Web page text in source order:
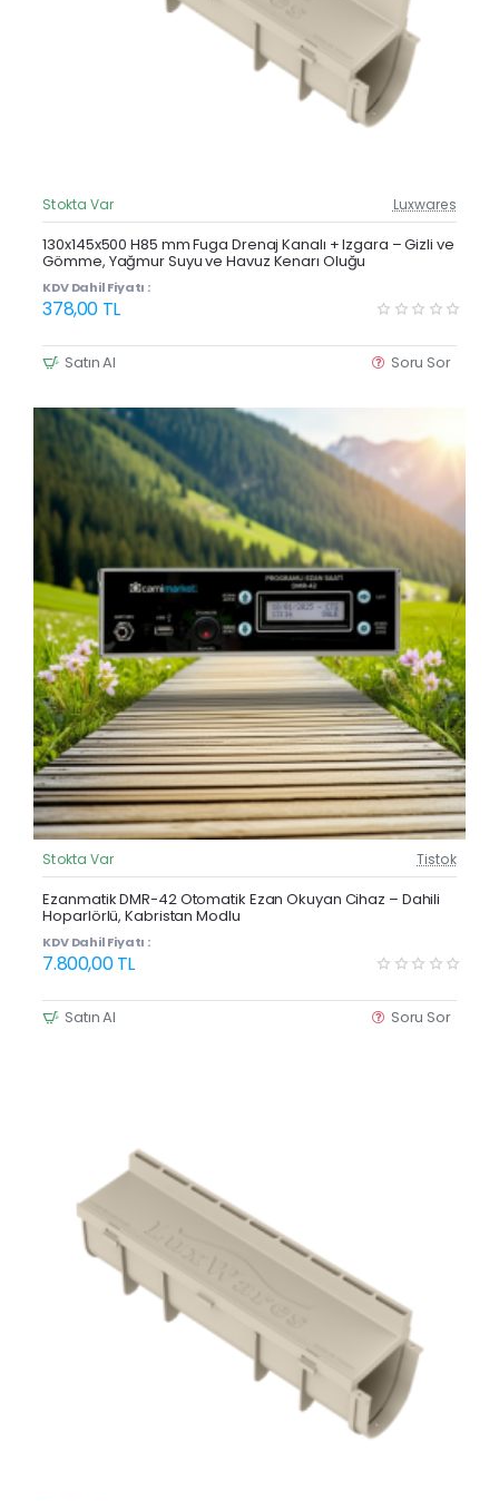
Güncel Fiyat
Yeni Ürün
Stokta Var Luxwares
130x145x500 H85 mm Fuga Drenaj Kanalı + Izgara – Gizli ve
Gömme, Yağmur Suyu ve Havuz Kenarı Oluğu
KDV Dahil Fiyatı :
378,00 TL
Satın Al Soru Sor
Güncel Fiyat
Yeni Ürün
Stokta Var Tistok
Ezanmatik DMR-42 Otomatik Ezan Okuyan Cihaz – Dahili
Hoparlörlü, Kabristan Modlu
KDV Dahil Fiyatı :
7.800,00 TL
Satın Al Soru Sor